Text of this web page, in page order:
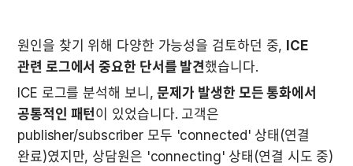
원인을 찾기 위해 다양한 가능성을 검토하던 중, ICE
관련 로그에서 중요한 단서를 발견했습니다.
ICE 로그를 분석해 보니, 문제가 발생한 모든 통화에서
공통적인 패턴이 있었습니다. 고객은
publisher/subscriber 모두 'connected' 상태(연결
완료)였지만, 상담원은 'connecting' 상태(연결 시도 중)